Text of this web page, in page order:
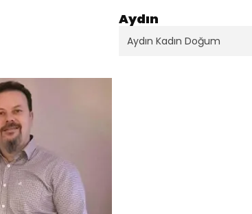
Aydın
Aydın Kadın Doğum